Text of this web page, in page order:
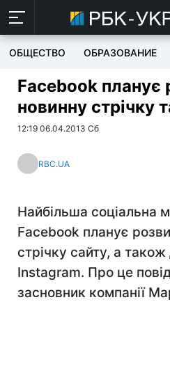
ОБЩЕСТВО ОБРАЗОВАНИЕ
Facebook планує
новинну стрічку
12:19 06.04.2013 Сб
RBC.UA
Найбільша соціальна
Facebook планує
стрічку сайту, а
Instagram. Про це
засновник компанії